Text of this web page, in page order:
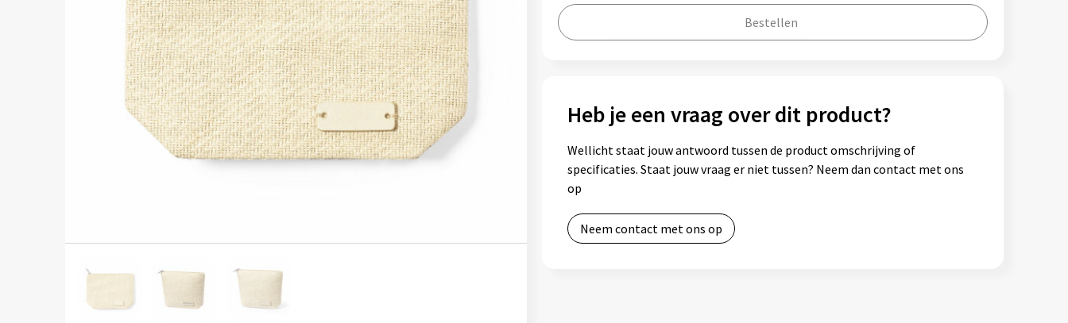
Bestellen
Heb je een vraag over dit product?
Wellicht staat jouw antwoord tussen de product omschrijving of
specificaties. Staat jouw vraag er niet tussen? Neem dan contact met ons
op
Neem contact met ons op